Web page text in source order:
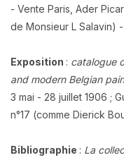
- Vente Paris, Ader
de Monsieur L Salavin)
Exposition : catalogue
and modern Belgian
3 mai - 28 juillet 1906 ;
n°17 (comme Dierick
Bibliographie : La